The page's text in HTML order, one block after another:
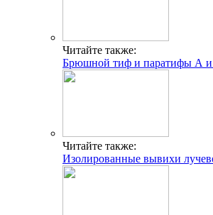
Читайте также:
Брюшной тиф и паратифы А и
Читайте также:
Изолированные вывихи